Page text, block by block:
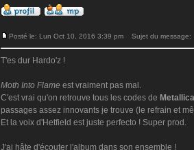
Posté le: Lun Oct 10, 2016 3:39 pm Sujet du message:
T'es dur Hardo'z !
Moth Into Flame est vraiment pas mal.
C'est vrai qu'on retrouve tous les codes de Metallica
passages assez innovants je trouve (le refrain et
Et la voix d'Hetfield est juste perfecto ! Super prod.
J'ai hâte d'écouter l'album dans son ensemble !